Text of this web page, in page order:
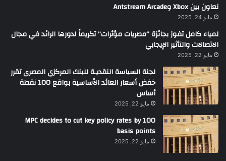
تعاون بين Xbox وAntstream Arcade
مايو 24, 2025
لمياء كامل تفوز بجائزة “مصريات مؤثرات” تكريماً لدورها الرائد في مجال
الاتصالات والتأثير الإيجابي
مايو 22, 2025
لجنة السياسة النقديـة للبنك المركزي المصرى تقرر
خفض أسعار العائد الأساسية بواقع 100 نقطة
أساس
مايو 22, 2025
MPC decides to cut key policy rates by 100
basis points
مايو 22, 2025